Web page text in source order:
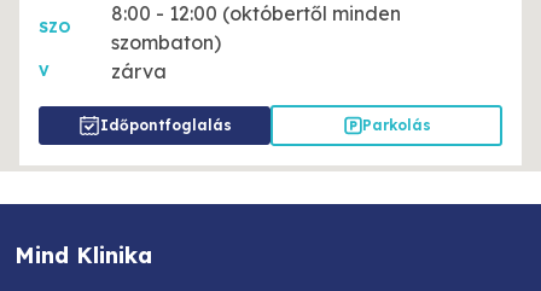
SZO
8:00 - 12:00 (októbertől minden
szombaton)
V zárva
Időpontfoglalás Parkolás
Mind Klinika